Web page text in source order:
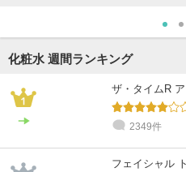
化粧水 週間ランキング
ザ・タイムR
2349件
フェイシャル